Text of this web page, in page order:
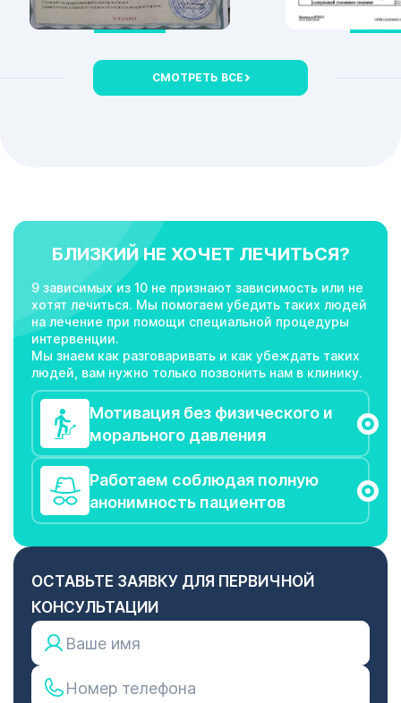
СМОТРЕТЬ ВСЕ
БЛИЗКИЙ НЕ ХОЧЕТ ЛЕЧИТЬСЯ?
9 зависимых из 10 не признают зависимость или не
хотят лечиться. Мы помогаем убедить таких людей
на лечение при помощи специальной процедуры
интервенции.
Мы знаем как разговаривать и как убеждать таких
людей, вам нужно только позвонить нам в клинику.
Мотивация без физического и
морального давления
Работаем соблюдая полную
анонимность пациентов
ОСТАВЬТЕ ЗАЯВКУ ДЛЯ ПЕРВИЧНОЙ
КОНСУЛЬТАЦИИ